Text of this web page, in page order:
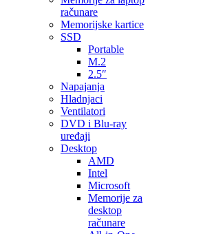
računare
Memorijske kartice
SSD
Portable
M.2
2.5″
Napajanja
Hladnjaci
Ventilatori
DVD i Blu-ray
uređaji
Desktop
AMD
Intel
Microsoft
Memorije za
desktop
računare